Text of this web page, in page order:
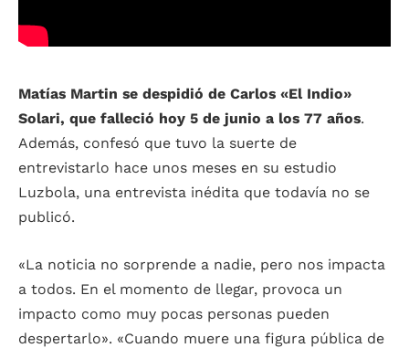
Matías Martin se despidió de Carlos «El Indio»
Solari, que falleció hoy 5 de junio a los 77 años.
Además, confesó que tuvo la suerte de
entrevistarlo hace unos meses en su estudio
Luzbola, una entrevista inédita que todavía no se
publicó.
«La noticia no sorprende a nadie, pero nos impacta
a todos. En el momento de llegar, provoca un
impacto como muy pocas personas pueden
despertarlo». «Cuando muere una figura pública de